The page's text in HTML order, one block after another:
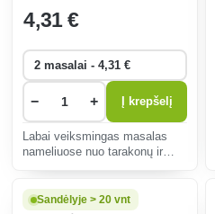
4,31 €
− + Į krepšelį
Labai veiksmingas masalas
nameliuose nuo tarakonų ir
Sandėlyje > 20 vnt